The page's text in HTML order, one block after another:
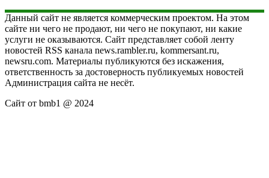
Данный сайт не является коммерческим проектом. На этом
сайте ни чего не продают, ни чего не покупают, ни какие
услуги не оказываются. Сайт представляет собой ленту
новостей RSS канала news.rambler.ru, kommersant.ru,
newsru.com. Материалы публикуются без искажения,
ответственность за достоверность публикуемых новостей
Администрация сайта не несёт.
Сайт от bmb1 @ 2024